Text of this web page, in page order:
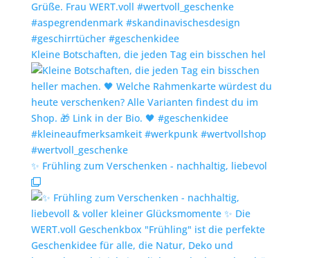
Kleine Botschaften, die jeden Tag ein bisschen hel
✨️ Frühling zum Verschenken - nachhaltig, liebevol